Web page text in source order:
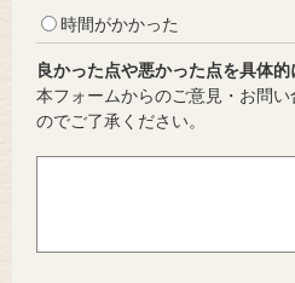
時間がかかった
良かった点や悪かった点を具体的
本フォームからのご意見・お問
のでご了承ください。